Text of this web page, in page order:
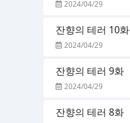
2024/04/29
잔향의 테러 10화
2024/04/29
잔향의 테러 9화
2024/04/29
잔향의 테러 8화